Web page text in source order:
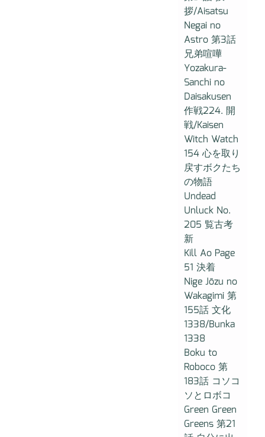
拶/Aisatsu
Negai no
Astro 第3話
兄弟喧嘩
Yozakura-
Sanchi no
Daisakusen
作戦224. 開
戦/Kaisen
Witch Watch
154 心を取り
戻すボクたち
の物語
Undead
Unluck No.
205 覧古考
新
Kill Ao Page
51 決着
Nige Jōzu no
Wakagimi 第
155話 文化
1338/Bunka
1338
Boku to
Roboco 第
183話 コソコ
ソとロボコ
Green Green
Greens 第21